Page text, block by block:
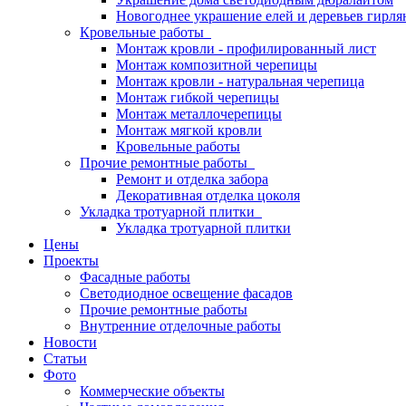
Новогоднее украшение елей и деревьев
Кровельные работы
Монтаж кровли - профилированный лист
Монтаж композитной черепицы
Монтаж кровли - натуральная черепица
Монтаж гибкой черепицы
Монтаж металлочерепицы
Монтаж мягкой кровли
Кровельные работы
Прочие ремонтные работы
Ремонт и отделка забора
Декоративная отделка цоколя
Укладка тротуарной плитки
Укладка тротуарной плитки
Цены
Проекты
Фасадные работы
Светодиодное освещение фасадов
Прочие ремонтные работы
Внутренние отделочные работы
Новости
Статьи
Фото
Коммерческие объекты